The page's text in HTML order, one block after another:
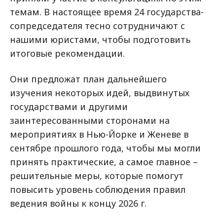
темам. В настоящее время 24 государства-
сопредседателя тесно сотрудничают с
нашими юристами, чтобы подготовить
итоговые рекомендации.
Они предложат план дальнейшего
изучения некоторых идей, выдвинутых
государствами и другими
заинтересованными сторонами на
мероприятиях в Нью-Йорке и Женеве в
сентябре прошлого года, чтобы мы могли
принять практические, а самое главное –
решительные меры, которые помогут
повысить уровень соблюдения правил
ведения войны к концу 2026 г.